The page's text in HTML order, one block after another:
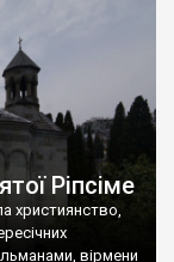
Ріпсіме
християнство,
вірмени